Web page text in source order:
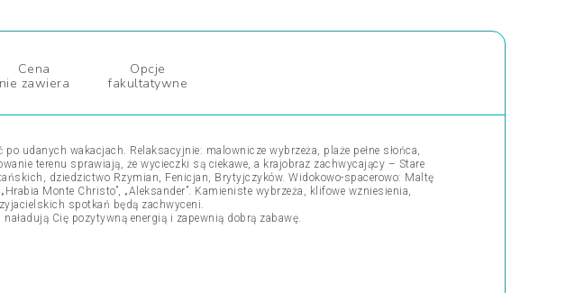
Cena
nie zawiera
Opcje
fakultatywne
udanych wakacjach. Relaksacyjnie: malownicze wybrzeża, plaże pełne słońca,
terenu sprawiają, że wycieczki są ciekawe, a krajobraz zachwycający – Stare
dziedzictwo Rzymian, Fenicjan, Brytyjczyków. Widokowo-spacerowo: Maltę
Monte Christo”, „Aleksander”. Kamieniste wybrzeża, klifowe wzniesienia,
spotkań będą zachwyceni.
Cię pozytywną energią i zapewnią dobrą zabawę.